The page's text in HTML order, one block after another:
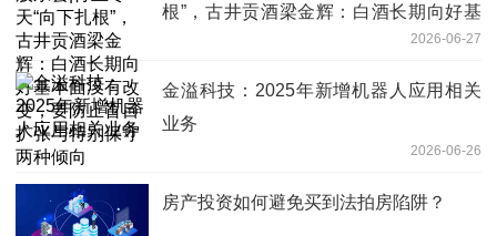
根”，古井贡酒梁金辉：白酒长期向好基
本面没有改变，要防止盲目扩张与特别保
守两种倾向
2026-06-27
金溢科技：2025年新增机器人应用相关
业务
2026-06-26
房产投资如何避免买到法拍房陷阱？